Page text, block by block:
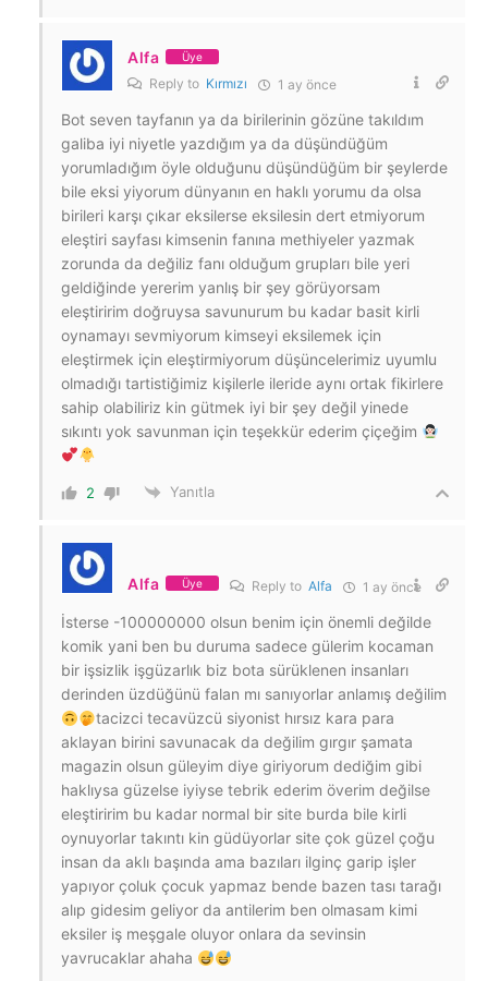
Alfa Üye
Reply to Kırmızı 1 ay önce
Bot seven tayfanın ya da birilerinin gözüne takıldım
galiba iyi niyetle yazdığım ya da düşündüğüm
yorumladığım öyle olduğunu düşündüğüm bir şeylerde
bile eksi yiyorum dünyanın en haklı yorumu da olsa
birileri karşı çıkar eksilerse eksilesin dert etmiyorum
eleştiri sayfası kimsenin fanına methiyeler yazmak
zorunda da değiliz fanı olduğum grupları bile yeri
geldiğinde yererim yanlış bir şey görüyorsam
eleştiririm doğruysa savunurum bu kadar basit kirli
oynamayı sevmiyorum kimseyi eksilemek için
eleştirmek için eleştirmiyorum düşüncelerimiz uyumlu
olmadığı tartistiğimiz kişilerle ileride aynı ortak fikirlere
sahip olabiliriz kin gütmek iyi bir şey değil yinede
sıkıntı yok savunman için teşekkür ederim çiçeğim
2 Yanıtla
Alfa Üye Reply to Alfa 1 ay önce
İsterse -100000000 olsun benim için önemli değilde
komik yani ben bu duruma sadece gülerim kocaman
bir işsizlik işgüzarlık biz bota sürüklenen insanları
derinden üzdüğünü falan mı sanıyorlar anlamış değilim
tacizci tecavüzcü siyonist hırsız kara para
aklayan birini savunacak da değilim gırgır şamata
magazin olsun güleyim diye giriyorum dediğim gibi
haklıysa güzelse iyiyse tebrik ederim överim değilse
eleştiririm bu kadar normal bir site burda bile kirli
oynuyorlar takıntı kin güdüyorlar site çok güzel çoğu
insan da aklı başında ama bazıları ilginç garip işler
yapıyor çoluk çocuk yapmaz bende bazen tası tarağı
alıp gidesim geliyor da antilerim ben olmasam kimi
eksiler iş meşgale oluyor onlara da sevinsin
yavrucaklar ahaha